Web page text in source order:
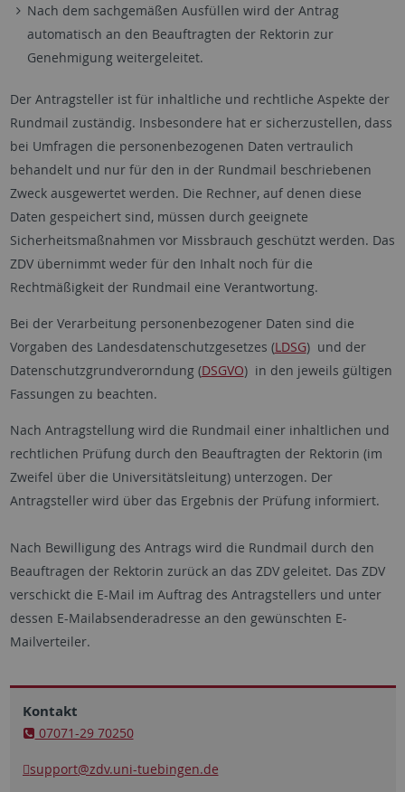
Nach dem sachgemäßen Ausfüllen wird der Antrag
automatisch an den Beauftragten der Rektorin zur
Genehmigung weitergeleitet.
Der Antragsteller ist für inhaltliche und rechtliche Aspekte der
Rundmail zuständig. Insbesondere hat er sicherzustellen, dass
bei Umfragen die personenbezogenen Daten vertraulich
behandelt und nur für den in der Rundmail beschriebenen
Zweck ausgewertet werden. Die Rechner, auf denen diese
Daten gespeichert sind, müssen durch geeignete
Sicherheitsmaßnahmen vor Missbrauch geschützt werden. Das
ZDV übernimmt weder für den Inhalt noch für die
Rechtmäßigkeit der Rundmail eine Verantwortung.
Bei der Verarbeitung personenbezogener Daten sind die
Vorgaben des Landesdatenschutzgesetzes (LDSG) und der
Datenschutzgrundverorndung (DSGVO) in den jeweils gültigen
Fassungen zu beachten.
Nach Antragstellung wird die Rundmail einer inhaltlichen und
rechtlichen Prüfung durch den Beauftragten der Rektorin (im
Zweifel über die Universitätsleitung) unterzogen. Der
Antragsteller wird über das Ergebnis der Prüfung informiert.
Nach Bewilligung des Antrags wird die Rundmail durch den
Beauftragen der Rektorin zurück an das ZDV geleitet. Das ZDV
verschickt die E-Mail im Auftrag des Antragstellers und unter
dessen E-Mailabsenderadresse an den gewünschten E-
Mailverteiler.
Kontakt
07071-29 70250
support@zdv.uni-tuebingen.de